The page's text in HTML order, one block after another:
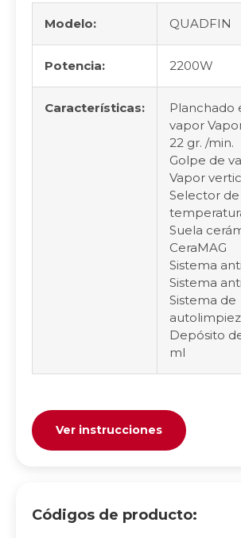
Modelo: QUADFIN
Potencia: 2200W
Características:
Planchado
vapor
22 gr. /min.
Golpe de
Vapor
Selector de
Suela
CeraMAG
Sistema
Sistema
Sistema de
Depósito
ml
Ver instrucciones
Códigos de producto: